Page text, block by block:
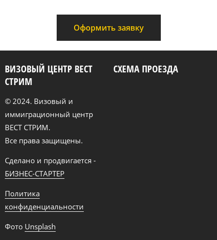
Оформить заявку
ВИЗОВЫЙ ЦЕНТР ВЕСТ
СТРИМ
© 2024. Визовый и
иммиграционный центр
ВЕСТ СТРИМ.
Все права защищены.
Сделано и продвигается -
БИЗНЕС-СТАРТЕР
Политика
конфиденциальности
Фото Unsplash
СХЕМА ПРОЕЗДА